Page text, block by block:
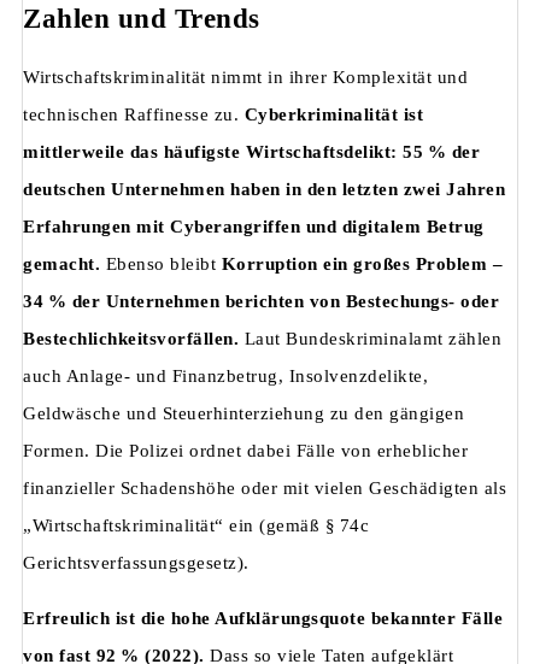
Zahlen und Trends
Wirtschaftskriminalität nimmt in ihrer Komplexität und
technischen Raffinesse zu. Cyberkriminalität ist
mittlerweile das häufigste Wirtschaftsdelikt: 55 % der
deutschen Unternehmen haben in den letzten zwei Jahren
Erfahrungen mit Cyberangriffen und digitalem Betrug
gemacht. Ebenso bleibt Korruption ein großes Problem –
34 % der Unternehmen berichten von Bestechungs- oder
Bestechlichkeitsvorfällen. Laut Bundeskriminalamt zählen
auch Anlage- und Finanzbetrug, Insolvenzdelikte,
Geldwäsche und Steuerhinterziehung zu den gängigen
Formen. Die Polizei ordnet dabei Fälle von erheblicher
finanzieller Schadenshöhe oder mit vielen Geschädigten als
„Wirtschaftskriminalität“ ein (gemäß § 74c
Gerichtsverfassungsgesetz).
Erfreulich ist die hohe Aufklärungsquote bekannter Fälle
von fast 92 % (2022). Dass so viele Taten aufgeklärt